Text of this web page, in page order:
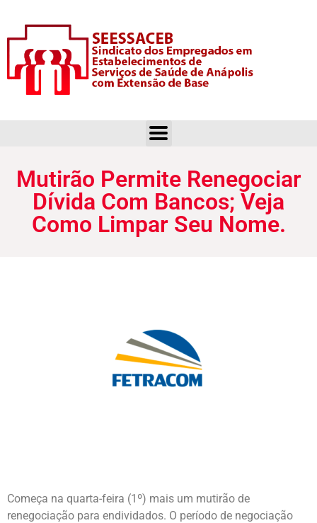
Mutirão Permite Renegociar
Dívida Com Bancos; Veja
Como Limpar Seu Nome.
Começa na quarta-feira (1º) mais um mutirão de
renegociação para endividados. O período de negociação